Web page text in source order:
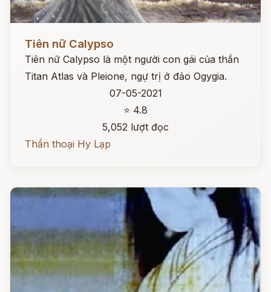
Tiên nữ Calypso
Tiên nữ Calypso là một người con gái của thần
Titan Atlas và Pleione, ngự trị ở đảo Ogygia.
07-05-2021
⭐ 4.8
5,052 lượt đọc
Thần thoại Hy Lạp